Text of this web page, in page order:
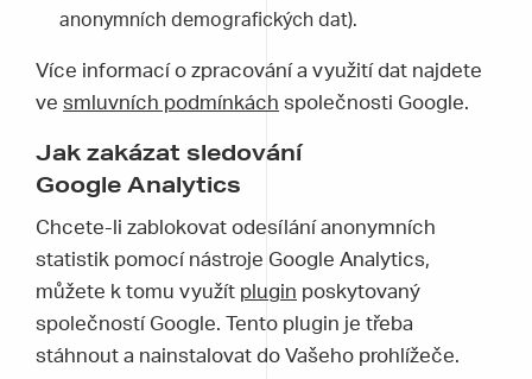
anonymních demografických dat).
Více informací o zpracování a využití dat najdete
ve smluvních podmínkách společnosti Google.
Jak zakázat sledování
Google Analytics
Chcete-li zablokovat odesílání anonymních
statistik pomocí nástroje Google Analytics,
můžete k tomu využít plugin poskytovaný
společností Google. Tento plugin je třeba
stáhnout a nainstalovat do Vašeho prohlížeče.